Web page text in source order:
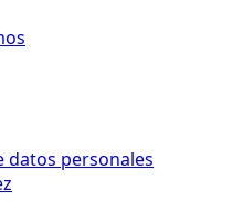
datos personales